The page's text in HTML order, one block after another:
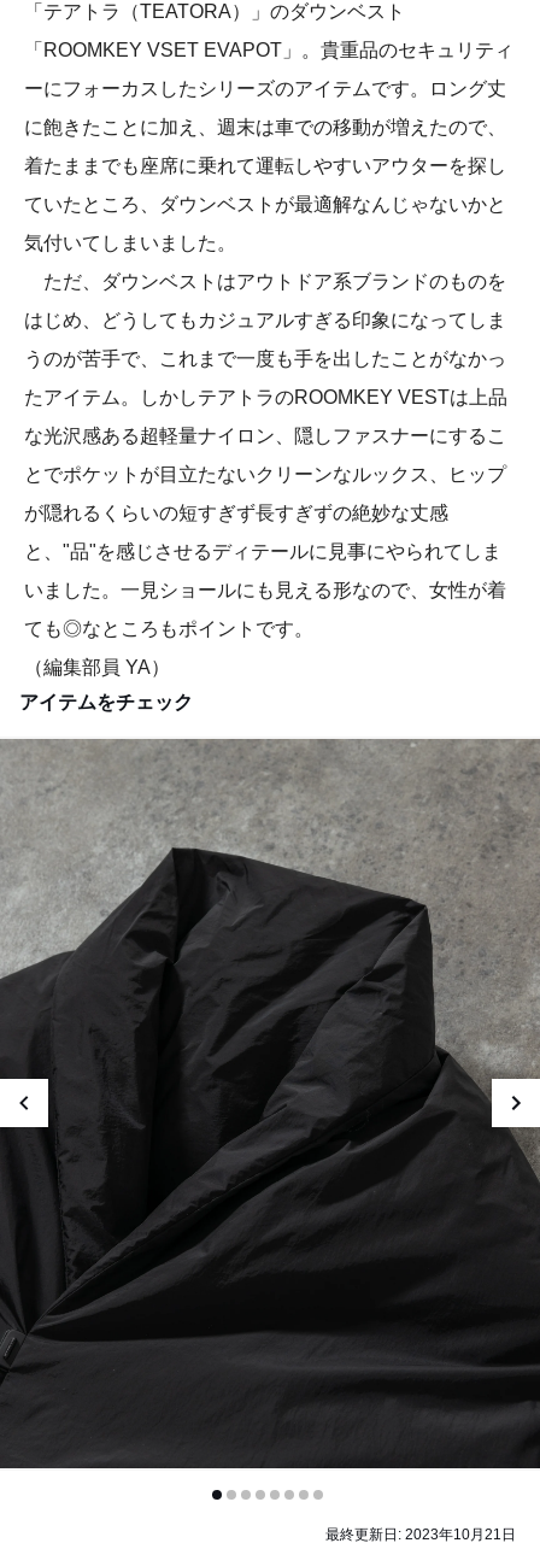
「テアトラ（TEATORA）」のダウンベスト
「ROOMKEY VSET EVAPOT」。貴重品のセキュリティ
ーにフォーカスしたシリーズのアイテムです。ロング丈
に飽きたことに加え、週末は車での移動が増えたので、
着たままでも座席に乗れて運転しやすいアウターを探し
ていたところ、ダウンベストが最適解なんじゃないかと
気付いてしまいました。
ただ、ダウンベストはアウトドア系ブランドのものを
はじめ、どうしてもカジュアルすぎる印象になってしま
うのが苦手で、これまで一度も手を出したことがなかっ
たアイテム。しかしテアトラのROOMKEY VESTは上品
な光沢感ある超軽量ナイロン、隠しファスナーにするこ
とでポケットが目立たないクリーンなルックス、ヒップ
が隠れるくらいの短すぎず長すぎずの絶妙な丈感
と、"品"を感じさせるディテールに見事にやられてしま
いました。一見ショールにも見える形なので、女性が着
ても◎なところもポイントです。
（編集部員 YA）
アイテムをチェック
最終更新日: 2023年10月21日